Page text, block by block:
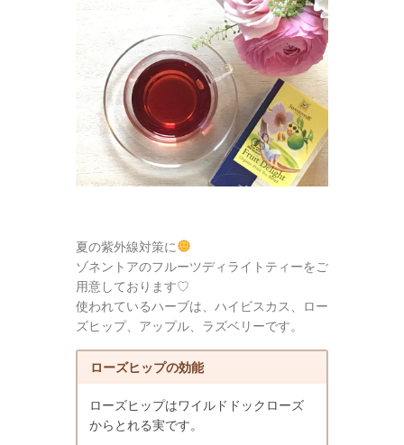
夏の紫外線対策に
ゾネントアのフルーツディライトティーをご
用意しております♡
使われているハーブは、ハイビスカス、ロー
ズヒップ、アップル、ラズベリーです。
ローズヒップの効能
ローズヒップはワイルドドックローズ
からとれる実です。